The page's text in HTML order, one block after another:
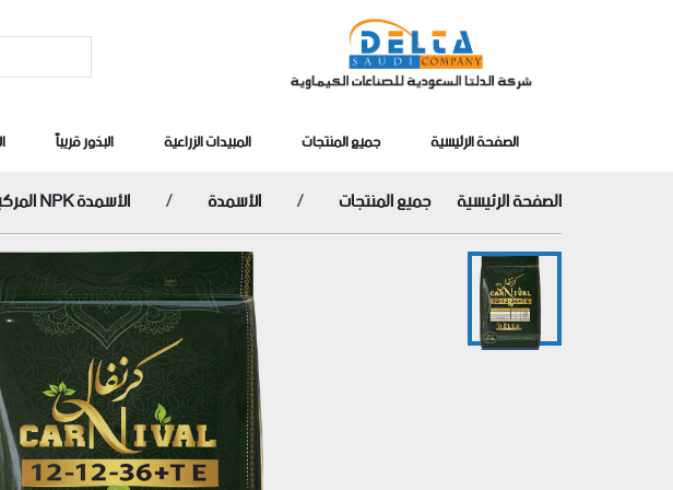
الصفحة الرئيسية جميع المنتجات المبيدات الزراعية البذور قريباً
الصفحة الرئيسية جميع المنتجات الأسمدة الأسمدة NPK المركبة